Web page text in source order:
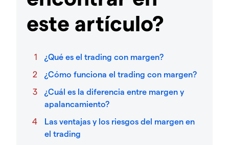
este artículo?
¿Qué es el trading con margen?
¿Cómo funciona el trading con margen?
¿Cuál es la diferencia entre margen y
apalancamiento?
Las ventajas y los riesgos del margen en
el trading